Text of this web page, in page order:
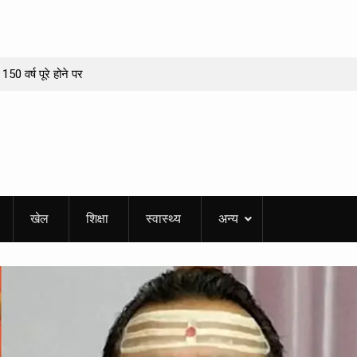
वर्ष पूरे होने पर
दर्शन की आड़ में
कई परतें
भव्य गुरमत
खेल शिक्षा स्वास्थ्य अन्य